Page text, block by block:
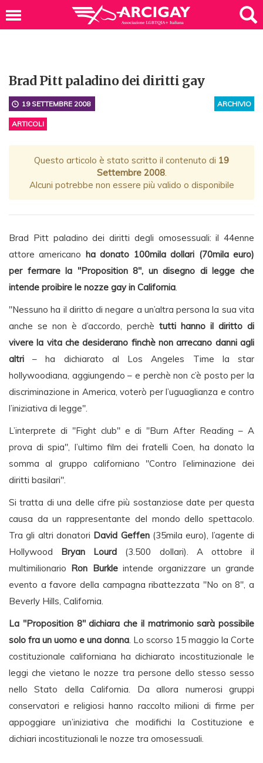
Brad Pitt paladino dei diritti gay
ARCHIVIO
19 SETTEMBRE 2008
ARTICOLI
Questo articolo è stato scritto il contenuto di 19
Settembre 2008.
Alcuni potrebbe non essere più valido o disponibile
Brad Pitt paladino dei diritti degli omosessuali: il 44enne
attore americano ha donato 100mila dollari (70mila euro)
per fermare la "Proposition 8", un disegno di legge che
intende proibire le nozze gay in California.
"Nessuno ha il diritto di negare a un’altra persona la sua vita
anche se non è d’accordo, perchè tutti hanno il diritto di
vivere la vita che desiderano finchè non arrecano danni agli
altri – ha dichiarato al Los Angeles Time la star
hollywoodiana, aggiungendo – e perchè non c’è posto per la
discriminazione in America, voterò per l’uguaglianza e contro
l’iniziativa di legge".
L’interprete di "Fight club" e di "Burn After Reading – A
prova di spia", l’ultimo film dei fratelli Coen, ha donato la
somma al gruppo californiano "Contro l’eliminazione dei
diritti basilari".
Si tratta di una delle cifre più sostanziose date per questa
causa da un rappresentante del mondo dello spettacolo.
Tra gli altri donatori David Geffen(35mila euro), l’agente di
Hollywood Bryan Lourd (3.500 dollari). A ottobre il
multimilionario Ron Burkleintende organizzare un grande
evento a favore della campagna ribattezzata "No on 8", a
Beverly Hills, California.
La "Proposition 8" dichiara che il matrimonio sarà possibile
solo fra un uomo e una donna. Lo scorso 15 maggio la Corte
costituzionale californiana ha dichiarato incostituzionale le
leggi che vietano le nozze tra persone dello stesso sesso
nello Stato della California. Da allora numerosi gruppi
conservatori e religiosi hanno raccolto milioni di firme per
appoggiare un’iniziativa che modifichi la Costituzione e
dichiari incostituzionali le nozze tra omosessuali.